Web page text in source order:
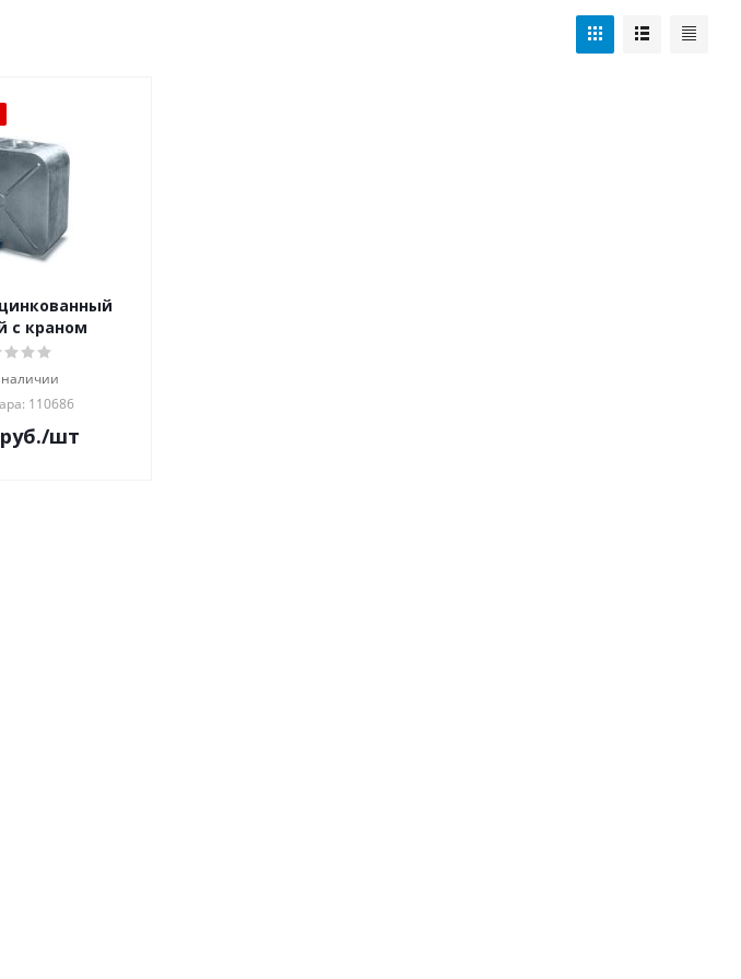
с краном
110686
руб./шт